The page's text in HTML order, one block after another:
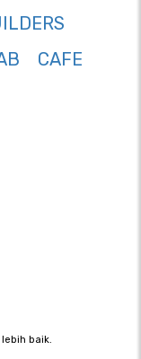
CAFE
baik.